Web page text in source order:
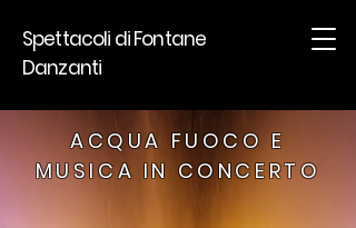
Spettacoli di Fontane
Danzanti
ACQUA FUOCO E
MUSICA IN CONCERTO